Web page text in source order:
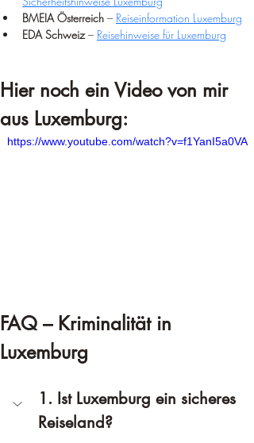
BMEIA Österreich – Reiseinformation Luxemburg
EDA Schweiz – Reisehinweise für Luxemburg
Hier noch ein Video von mir
aus Luxemburg:
https://www.youtube.com/watch?v=f1YanI5a0VA
FAQ – Kriminalität in
Luxemburg
1. Ist Luxemburg ein sicheres
Reiseland?